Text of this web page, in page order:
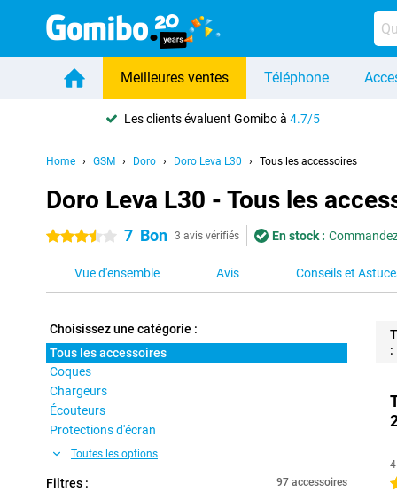
Meilleures ventes Téléphone
Les clients évaluent Gomibo à4.7/5
Home GSM Doro Doro Leva L30 Tous les accessoires
Doro Leva L30 - Tous les
3.5 étoiles 7 Bon 3 avis vérifiés En stock :
Vue d'ensemble Avis Conseils et
Choisissez une catégorie :
Tous les accessoires
Coques
Chargeurs
Écouteurs
Protections d'écran
Toutes les options
Filtres : 97 accessoires
: